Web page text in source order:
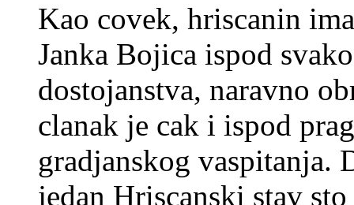
Kao covek, hriscanin
Janka Bojica ispod
dostojanstva, naravno
clanak je cak i ispod
gradjanskog vaspitanja.
jedan Hriscanski stav